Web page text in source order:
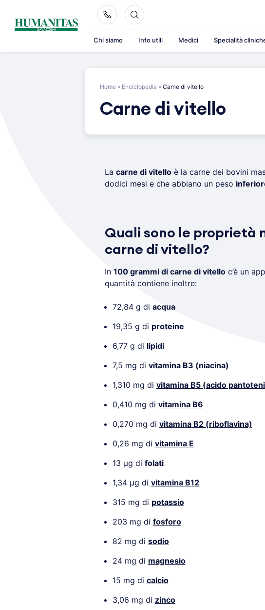
content
Chi siamo Info utili Medici Specialità
Home » Enciclopedia » Carne di vitello
Carne di vitello
La carne di vitelloè la carne dei bovini
dodici mesi e che abbiano un peso
Quali sono le proprietà
carne di vitello?
In 100 grammi di carne di vitelloc’è un
quantità contiene inoltre:
72,84 g di acqua
19,35 g di proteine
6,77 g di lipidi
7,5 mg di vitamina B3 (niacina)
1,310 mg di vitamina B5 (acido
0,410 mg di vitamina B6
0,270 mg di vitamina B2 (riboflavina)
0,26 mg di vitamina E
13 µg di folati
1,34 µg di vitamina B12
315 mg di potassio
203 mg di fosforo
82 mg di sodio
24 mg di magnesio
15 mg di calcio
3,06 mg di zinco